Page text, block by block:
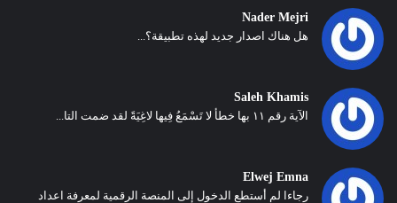
Nader Mejri
هل هناك اصدار جديد لهذه تطبيقة؟...
Saleh Khamis
الآية رقم ١١ بها خطأ لا تَسْمَعُ فِيها لاغِيَةً لقد ضمت التا...
Elwej Emna
رجاءا لم أستطع الدخول إلى المنصة الرقمية لمعرفة اعداد